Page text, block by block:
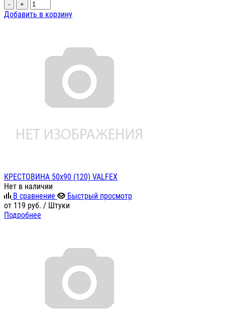
- +
Добавить в корзину
КРЕСТОВИНА 50х90 (120) VALFEX
Нет в наличии
В сравнение
Быстрый просмотр
от 119 руб. / Штуки
Подробнее